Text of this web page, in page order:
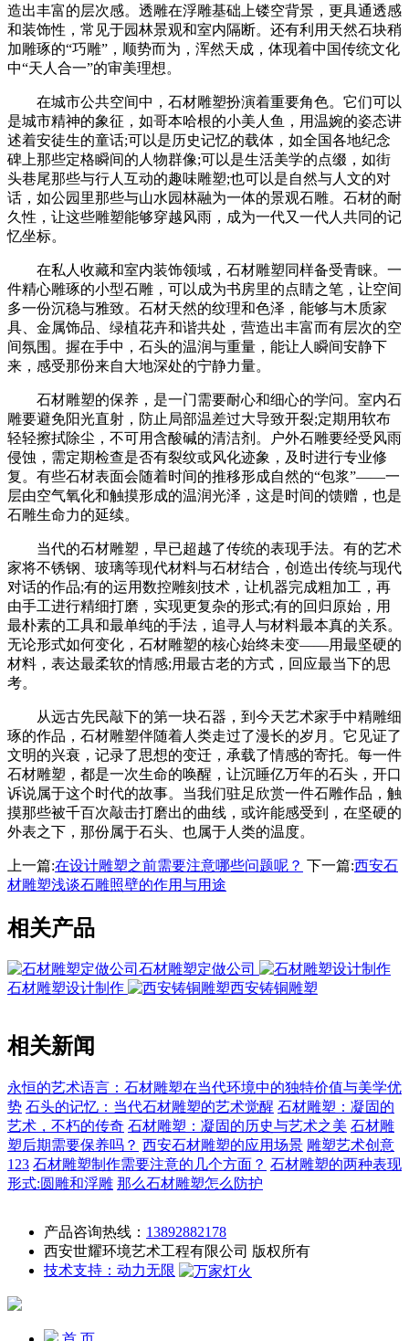
造出丰富的层次感。透雕在浮雕基础上镂空背景，更具通透感
和装饰性，常见于园林景观和室内隔断。还有利用天然石块稍
加雕琢的“巧雕”，顺势而为，浑然天成，体现着中国传统文化
中“天人合一”的审美理想。
在城市公共空间中，石材雕塑扮演着重要角色。它们可以
是城市精神的象征，如哥本哈根的小美人鱼，用温婉的姿态讲
述着安徒生的童话;可以是历史记忆的载体，如全国各地纪念
碑上那些定格瞬间的人物群像;可以是生活美学的点缀，如街
头巷尾那些与行人互动的趣味雕塑;也可以是自然与人文的对
话，如公园里那些与山水园林融为一体的景观石雕。石材的耐
久性，让这些雕塑能够穿越风雨，成为一代又一代人共同的记
忆坐标。
在私人收藏和室内装饰领域，石材雕塑同样备受青睐。一
件精心雕琢的小型石雕，可以成为书房里的点睛之笔，让空间
多一份沉稳与雅致。石材天然的纹理和色泽，能够与木质家
具、金属饰品、绿植花卉和谐共处，营造出丰富而有层次的空
间氛围。握在手中，石头的温润与重量，能让人瞬间安静下
来，感受那份来自大地深处的宁静力量。
石材雕塑的保养，是一门需要耐心和细心的学问。室内石
雕要避免阳光直射，防止局部温差过大导致开裂;定期用软布
轻轻擦拭除尘，不可用含酸碱的清洁剂。户外石雕要经受风雨
侵蚀，需定期检查是否有裂纹或风化迹象，及时进行专业修
复。有些石材表面会随着时间的推移形成自然的“包浆”——一
层由空气氧化和触摸形成的温润光泽，这是时间的馈赠，也是
石雕生命力的延续。
当代的石材雕塑，早已超越了传统的表现手法。有的艺术
家将不锈钢、玻璃等现代材料与石材结合，创造出传统与现代
对话的作品;有的运用数控雕刻技术，让机器完成粗加工，再
由手工进行精细打磨，实现更复杂的形式;有的回归原始，用
最朴素的工具和最单纯的手法，追寻人与材料最本真的关系。
无论形式如何变化，石材雕塑的核心始终未变——用最坚硬的
材料，表达最柔软的情感;用最古老的方式，回应最当下的思
考。
从远古先民敲下的第一块石器，到今天艺术家手中精雕细
琢的作品，石材雕塑伴随着人类走过了漫长的岁月。它见证了
文明的兴衰，记录了思想的变迁，承载了情感的寄托。每一件
石材雕塑，都是一次生命的唤醒，让沉睡亿万年的石头，开口
诉说属于这个时代的故事。当我们驻足欣赏一件石雕作品，触
摸那些被千百次敲击打磨出的曲线，或许能感受到，在坚硬的
外表之下，那份属于石头、也属于人类的温度。
上一篇:在设计雕塑之前需要注意哪些问题呢？ 下一篇:西安石
材雕塑浅谈石雕照壁的作用与用途
相关产品
石材雕塑定做公司
石材雕塑设计制作
西安铸铜雕塑
相关新闻
永恒的艺术语言：石材雕塑在当代环境中的独特价值与美学优
势 石头的记忆：当代石材雕塑的艺术觉醒 石材雕塑：凝固的
艺术，不朽的传奇 石材雕塑：凝固的历史与艺术之美 石材雕
塑后期需要保养吗？ 西安石材雕塑的应用场景 雕塑艺术创意
123 石材雕塑制作需要注意的几个方面？ 石材雕塑的两种表现
形式:圆雕和浮雕 那么石材雕塑怎么防护
产品咨询热线： 13892882178
西安世耀环境艺术工程有限公司 版权所有
技术支持：动力无限